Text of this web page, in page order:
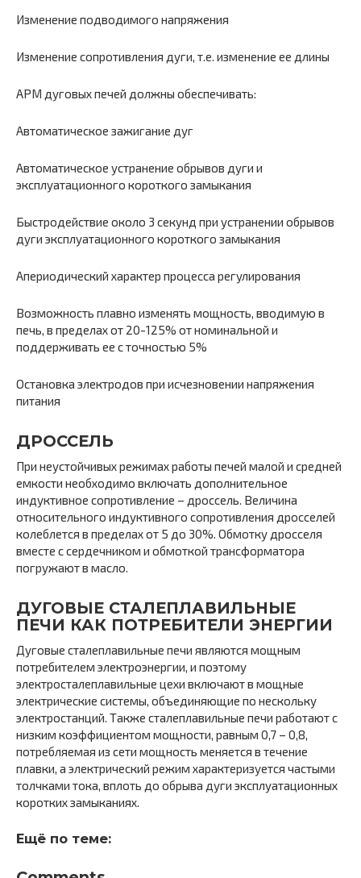
Изменение подводимого напряжения
Изменение сопротивления дуги, т.е. изменение ее длины
АРМ дуговых печей должны обеспечивать:
Автоматическое зажигание дуг
Автоматическое устранение обрывов дуги и
эксплуатационного короткого замыкания
Быстродействие около 3 секунд при устранении обрывов
дуги эксплуатационного короткого замыкания
Апериодический характер процесса регулирования
Возможность плавно изменять мощность, вводимую в
печь, в пределах от 20-125% от номинальной и
поддерживать ее с точностью 5%
Остановка электродов при исчезновении напряжения
питания
ДРОССЕЛЬ
При неустойчивых режимах работы печей малой и средней
емкости необходимо включать дополнительное
индуктивное сопротивление – дроссель. Величина
относительного индуктивного сопротивления дросселей
колеблется в пределах от 5 до 30%. Обмотку дросселя
вместе с сердечником и обмоткой трансформатора
погружают в масло.
ДУГОВЫЕ СТАЛЕПЛАВИЛЬНЫЕ
ПЕЧИ КАК ПОТРЕБИТЕЛИ ЭНЕРГИИ
Дуговые сталеплавильные печи являются мощным
потребителем электроэнергии, и поэтому
электросталеплавильные цехи включают в мощные
электрические системы, объединяющие по нескольку
электростанций. Также сталеплавильные печи работают с
низким коэффициентом мощности, равным 0,7 – 0,8,
потребляемая из сети мощность меняется в течение
плавки, а электрический режим характеризуется частыми
толчками тока, вплоть до обрыва дуги эксплуатационных
коротких замыканиях.
Ещё по теме: